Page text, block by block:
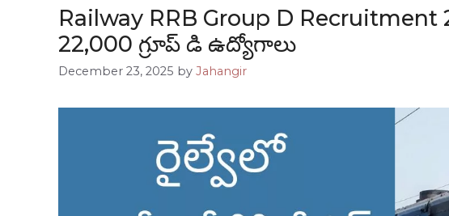
Railway RRB Group D
22,000 గ్రూప్ డి ఉద్యోగాలు
December 23, 2025 by Jahangir